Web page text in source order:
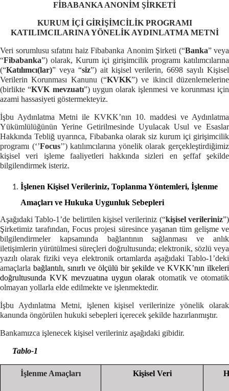
FİBABANKA ANONİM ŞİRKETİ
KURUM İÇİ GİRİŞİMCİLİK PROGRAMI
KATILIMCILARINAYÖNELİK AYDINLATMA METNİ
Veri sorumlusu sıfatını haiz Fibabanka Anonim Şirketi (“Banka” veya
“Fibabanka”) olarak, Kurum içi girişimcilik programı katılımcılarına
(“Katılımcı(lar)” veya “siz”) ait kişisel verilerin, 6698 sayılı Kişisel
Verilerin Korunması Kanunu (“KVKK”) ve ikincil düzenlemelerine
(birlikte “KVK mevzuatı”) uygun olarak işlenmesi ve korunması için
azami hassasiyeti göstermekteyiz.
İşbu Aydınlatma Metni ile KVKK’nın 10. maddesi ve Aydınlatma
Yükümlülüğünün Yerine Getirilmesinde Uyulacak Usul ve Esaslar
Hakkında Tebliğ uyarınca, Fibabanka olarak siz kurum içi girişimcilik
programı (‘’Focus’’) katılımcılarına yönelik olarak gerçekleştirdiğimiz
kişisel veri işleme faaliyetleri hakkında sizleri en şeffaf şekilde
bilgilendirmek isteriz.
İşlenen Kişisel Verileriniz, Toplanma Yöntemleri, İşlenme
Amaçları ve Hukuka Uygunluk Sebepleri
Aşağıdaki Tablo-1’de belirtilen kişisel verileriniz (“kişisel verileriniz”)
Şirketimiz tarafından, Focus projesi süresince yaşanan tüm gelişme ve
bilgilendirmeler kapsamında bağlantının sağlanması ve anlık
iletişimlerin yürütülmesi süreçleri doğrultusunda; elektronik, sözlü veya
yazılı olarak fiziki veya elektronik ortamlarda aşağıdaki Tablo-1’deki
amaçlarla bağlantılı, sınırlı ve ölçülü bir şekilde ve KVKK’nın ilkeleri
doğrultusunda KVK mevzuatına uygun olarak otomatik ve otomatik
olmayan yollarla elde edilmekte ve işlenmektedir.
İşbu Aydınlatma Metni, işlenen kişisel verilerinize yönelik olarak
kanunda öngörülen hukuki sebepleri içerecek şekilde hazırlanmıştır.
Bankamızca işlenecek kişisel verileriniz aşağıdaki gibidir.
Tablo-1
İşlenme Amaçları Kişisel Veri